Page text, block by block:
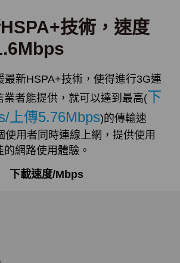
技術，速度
最新HSPA+技術，使得進行3G連
業者能提供，就可以達到最高(下
上傳5.76Mbps)的傳輸速
使用者同時連線上網，提供使用
網路使用體驗。
下載速度/Mbps